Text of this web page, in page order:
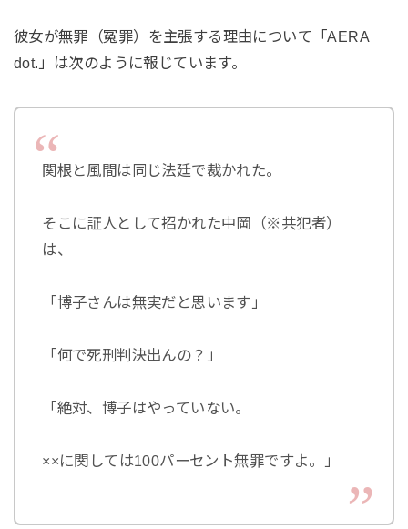
彼女が無罪（冤罪）を主張する理由について「AERA
dot.」は次のように報じています。
関根と風間は同じ法廷で裁かれた。
そこに証人として招かれた中岡（※共犯者）
は、
「博子さんは無実だと思います」
「何で死刑判決出んの？」
「絶対、博子はやっていない。
××に関しては100パーセント無罪ですよ。」